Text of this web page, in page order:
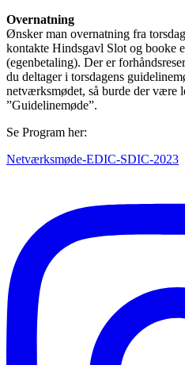
Overnatning
Ønsker man overnatning fra
kontakte Hindsgavl Slot og booke
(egenbetaling). Der er
du deltager i torsdagens
netværksmødet, så burde der være
”Guidelinemøde”.
Se Program her:
Netværksmøde-EDIC-SDIC-2023